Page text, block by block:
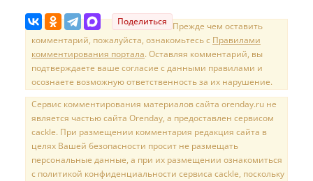
Поделиться Прежде чем оставить
комментарий, пожалуйста, ознакомьтесь с Правилами
комментирования портала. Оставляя комментарий, вы
подтверждаете ваше согласие с данными правилами и
осознаете возможную ответственность за их нарушение.
Сервис комментирования материалов сайта orenday.ru не
является частью сайта Orenday, а предоставлен сервисом
cackle. При размещении комментария редакция сайта в
целях Вашей безопасности просит не размещать
персональные данные, а при их размещении ознакомиться
с политикой конфиденциальности сервиса cackle, поскольку